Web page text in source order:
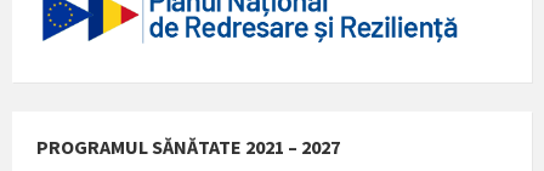
PROGRAMUL SĂNĂTATE 2021 – 2027